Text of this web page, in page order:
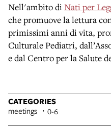
Nell'ambito diNati per
che promuove la lettura
primissimi anni di vita,
Culturale Pediatri,
e dal Centro per la Salute
CATEGORIES
meetings 0-6